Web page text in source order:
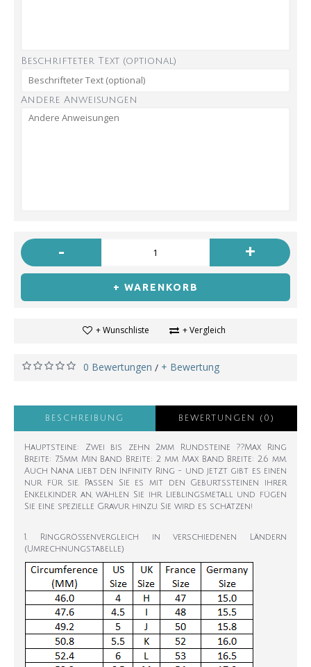
Beschrifteter Text (optional)
Andere Anweisungen
- +
+ WARENKORB
+ Wunschliste + Vergleich
0 Bewertungen / + Bewertung
BESCHREIBUNG BEWERTUNGEN (0)
Hauptsteine: Zwei bis zehn 2mm Rundsteine ??Max Ring
Breite: 7.5mm Min Band Breite: 2 mm Max Band Breite: 2.6 mm.
Auch Nana liebt den Infinity Ring - und jetzt gibt es einen
nur für sie. Passen Sie es mit den Geburtssteinen ihrer
Enkelkinder an, wählen Sie ihr Lieblingsmetall und fügen
Sie eine spezielle Gravur hinzu. Sie wird es schätzen!
1. Ringgrößenvergleich in verschiedenen Ländern
(Umrechnungstabelle)